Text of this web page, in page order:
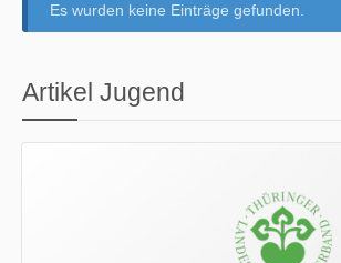
Es wurden keine Einträge gefunden.
Artikel Jugend